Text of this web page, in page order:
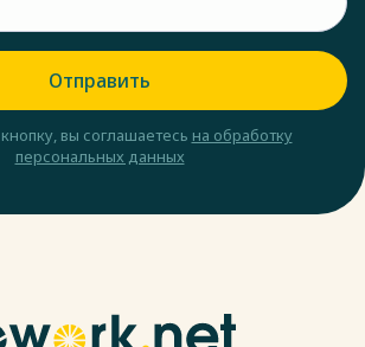
Отправить
вы соглашаетесь на обработку
персональных данных